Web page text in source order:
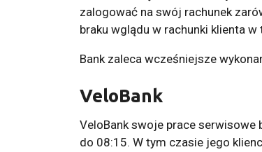
zalogować na swój rachunek
braku wglądu w rachunki klienta
Bank zaleca wcześniejsze
VeloBank
VeloBank swoje prace
do 08:15. W tym czasie jego